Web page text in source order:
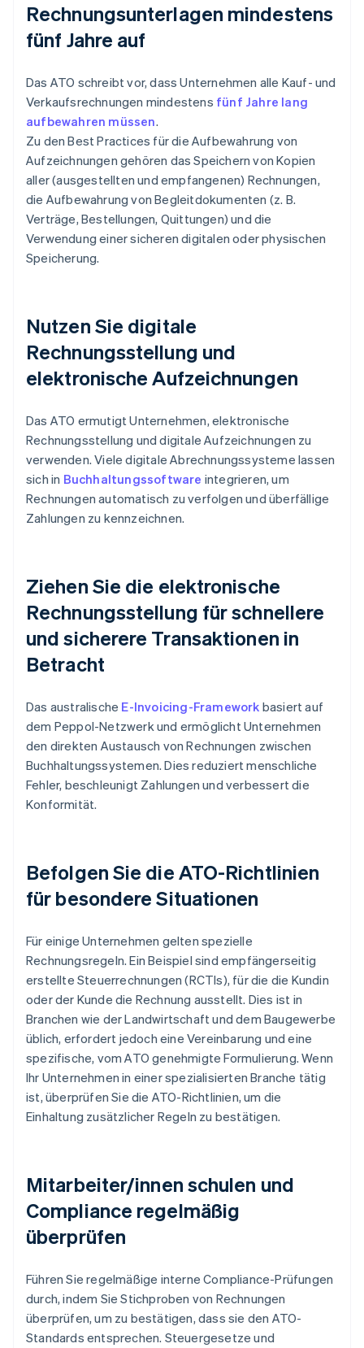
Rechnungsunterlagen mindestens
fünf Jahre auf
Das ATO schreibt vor, dass Unternehmen alle Kauf- und
Verkaufsrechnungen mindestens fünf Jahre lang
aufbewahren müssen.
Zu den Best Practices für die Aufbewahrung von
Aufzeichnungen gehören das Speichern von Kopien
aller (ausgestellten und empfangenen) Rechnungen,
die Aufbewahrung von Begleitdokumenten (z. B.
Verträge, Bestellungen, Quittungen) und die
Verwendung einer sicheren digitalen oder physischen
Speicherung.
Nutzen Sie digitale
Rechnungsstellung und
elektronische Aufzeichnungen
Das ATO ermutigt Unternehmen, elektronische
Rechnungsstellung und digitale Aufzeichnungen zu
verwenden. Viele digitale Abrechnungssysteme lassen
sich in Buchhaltungssoftware integrieren, um
Rechnungen automatisch zu verfolgen und überfällige
Zahlungen zu kennzeichnen.
Ziehen Sie die elektronische
Rechnungsstellung für schnellere
und sicherere Transaktionen in
Betracht
Das australische E-Invoicing-Framework basiert auf
dem Peppol-Netzwerk und ermöglicht Unternehmen
den direkten Austausch von Rechnungen zwischen
Buchhaltungssystemen. Dies reduziert menschliche
Fehler, beschleunigt Zahlungen und verbessert die
Konformität.
Befolgen Sie die ATO-Richtlinien
für besondere Situationen
Für einige Unternehmen gelten spezielle
Rechnungsregeln. Ein Beispiel sind empfängerseitig
erstellte Steuerrechnungen (RCTIs), für die die Kundin
oder der Kunde die Rechnung ausstellt. Dies ist in
Branchen wie der Landwirtschaft und dem Baugewerbe
üblich, erfordert jedoch eine Vereinbarung und eine
spezifische, vom ATO genehmigte Formulierung. Wenn
Ihr Unternehmen in einer spezialisierten Branche tätig
ist, überprüfen Sie die ATO-Richtlinien, um die
Einhaltung zusätzlicher Regeln zu bestätigen.
Mitarbeiter/innen schulen und
Compliance regelmäßig
überprüfen
Führen Sie regelmäßige interne Compliance-Prüfungen
durch, indem Sie Stichproben von Rechnungen
überprüfen, um zu bestätigen, dass sie den ATO-
Standards entsprechen. Steuergesetze und